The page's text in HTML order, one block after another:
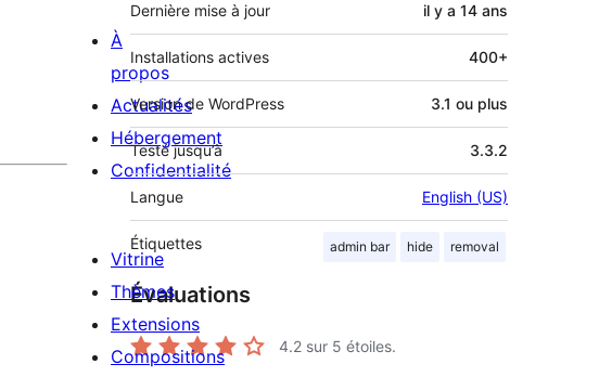
Dernière mise à jour il y a 14 ans
Installations actives 400+
Version de WordPress 3.1 ou plus
Testé jusqu’à 3.3.2
Langue English (US)
Étiquettes admin bar hide removal
Évaluations
4.2 sur 5 étoiles.
À
propos
Actualités
Hébergement
Confidentialité
Vitrine
Thèmes
Extensions
Compositions